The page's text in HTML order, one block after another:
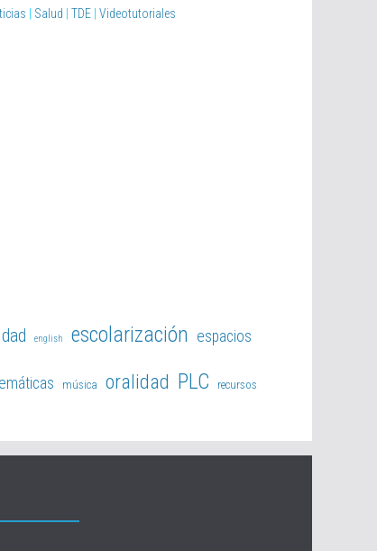
Salud TDE Videotutoriales
english escolarización espacios
música oralidad PLC recursos